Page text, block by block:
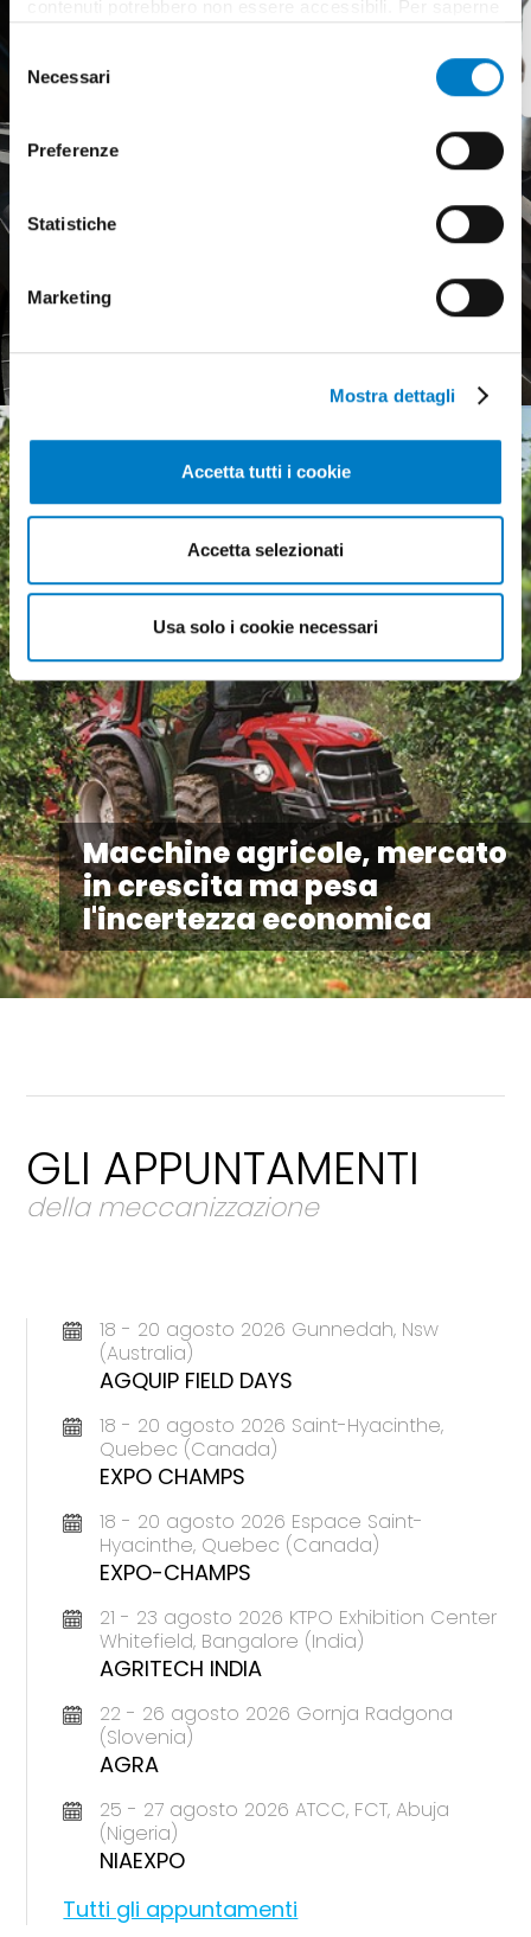
all’utilizzo di tutti, o solamente di alcuni di essi, ti
delNecessari
Preferenze
Statistiche
Marketing
Mostra dettagli
Accetta tutti i cookie
Accetta selezionati
Usa solo i cookie necessari
Pneumatici agricoli,
mercato europeo debole
Macchine agricole, mercato
in crescita ma pesa
l'incertezza economica
GLI APPUNTAMENTI
della meccanizzazione
18 - 20 agosto 2026 Gunnedah, Nsw
(Australia)
AGQUIP FIELD DAYS
18 - 20 agosto 2026 Saint-Hyacinthe,
Quebec (Canada)
EXPO CHAMPS
18 - 20 agosto 2026 Espace Saint-
Hyacinthe, Quebec (Canada)
EXPO-CHAMPS
21 - 23 agosto 2026 KTPO Exhibition Center
Whitefield, Bangalore (India)
AGRITECH INDIA
22 - 26 agosto 2026 Gornja Radgona
(Slovenia)
AGRA
25 - 27 agosto 2026 ATCC, FCT, Abuja
(Nigeria)
NIAEXPO
Tutti gli appuntamenti